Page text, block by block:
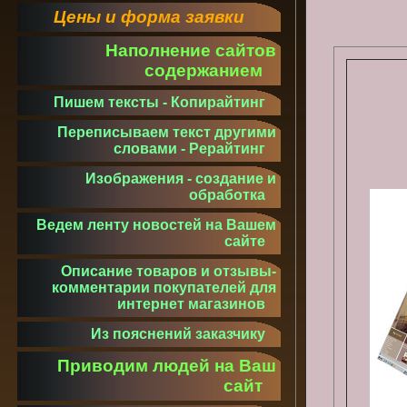
Цены и форма заявки
Наполнение сайтов
содержанием
Пишем тексты - Копирайтинг
Переписываем текст другими
словами - Рерайтинг
Изображения - создание и
обработка
Ведем ленту новостей на Вашем
сайте
Описание товаров и отзывы-
комментарии покупателей для
интернет магазинов
Из пояснений заказчику
Приводим людей на Ваш
сайт